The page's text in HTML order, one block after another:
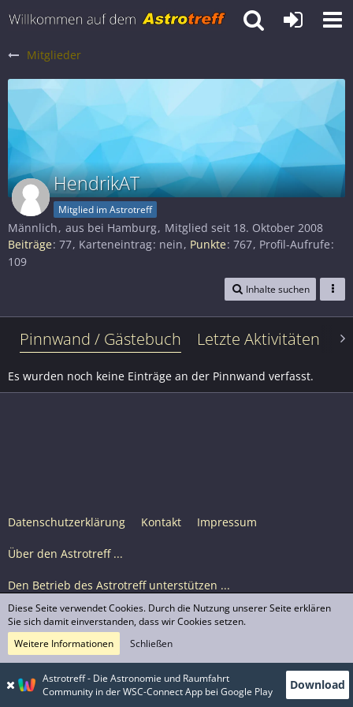
Mitglieder
HendrikAT
Mitglied im Astrotreff
Männlich aus bei Hamburg Mitglied seit 18. Oktober 2008
Beiträge 77 Karteneintrag nein Punkte 767 Profil-Aufrufe
109
Inhalte suchen
Pinnwand / Gästebuch Letzte Aktivitäten
Es wurden noch keine Einträge an der Pinnwand verfasst.
Datenschutzerklärung Kontakt Impressum
Über den Astrotreff ...
Den Betrieb des Astrotreff unterstützen ...
Nutzungsbedingungen
© Astrotreff 2001-2026, lizenziert unter CC BY-SA,
sofern für einzelne Inhalte nicht anders angegeben
Astrotreff - Die Astronomie und Raumfahrt
Community in der WSC-Connect App bei Google Play
Download
Diese Seite verwendet Cookies. Durch die Nutzung unserer Seite erklären
Sie sich damit einverstanden, dass wir Cookies setzen.
Weitere Informationen
Schließen